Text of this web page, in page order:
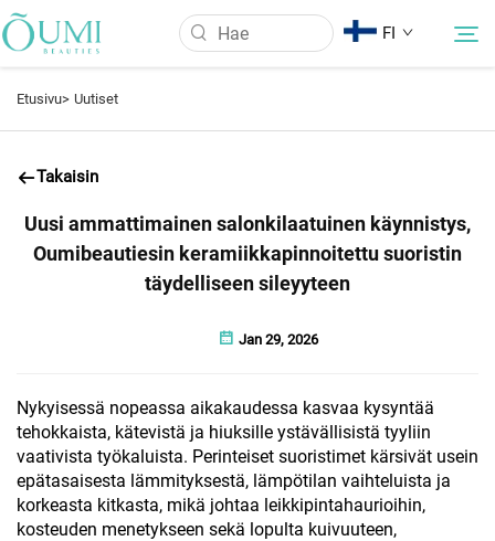
FI
Tuotteet
UKK
Ota yhteyttä
Etusivu> Uutiset
Takaisin
Uusi ammattimainen salonkilaatuinen käynnistys,
Oumibeautiesin keramiikkapinnoitettu suoristin
täydelliseen sileyyteen
Jan 29, 2026
Nykyisessä nopeassa aikakaudessa kasvaa kysyntää
tehokkaista, kätevistä ja hiuksille ystävällisistä tyyliin
vaativista työkaluista. Perinteiset suoristimet kärsivät usein
epätasaisesta lämmityksestä, lämpötilan vaihteluista ja
korkeasta kitkasta, mikä johtaa leikkipintahaurioihin,
kosteuden menetykseen sekä lopulta kuivuuteen,